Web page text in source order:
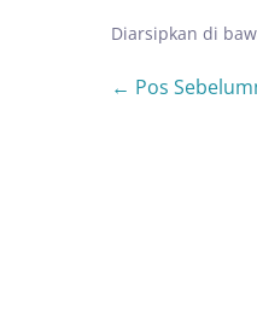
Diarsipkan di
← Pos